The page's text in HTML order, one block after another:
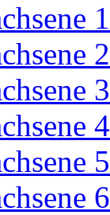
1
2
3
4
5
6